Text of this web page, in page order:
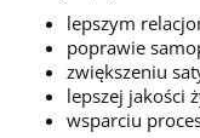
lepszym
poprawie
zwiększeniu
lepszej jakości
wsparciu